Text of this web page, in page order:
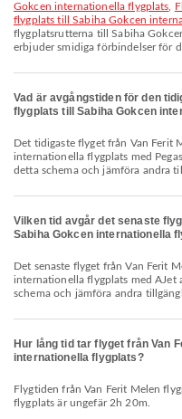
Gokcen internationella flygplats
flygplats till Sabiha Gokcen
flygplatsrutterna till Sabiha
erbjuder smidiga förbindelser för
Vad är avgångstiden för den
flygplats till Sabiha Gokcen
Det tidigaste flyget från Van Ferit Melen flygplats till Sabiha Gokcen
internationella flygplats med
detta schema och jämföra andra
Vilken tid avgår det senaste
Sabiha Gokcen internationella
Det senaste flyget från Van Ferit Melen flygplats till Sabiha Gokcen
internationella flygplats med AJet
schema och jämföra andra
Hur lång tid tar flyget från Van
internationella flygplats?
Flygtiden från Van Ferit Melen flygplats till Sabiha Gokcen internationella
flygplats är ungefär 2h 20m.